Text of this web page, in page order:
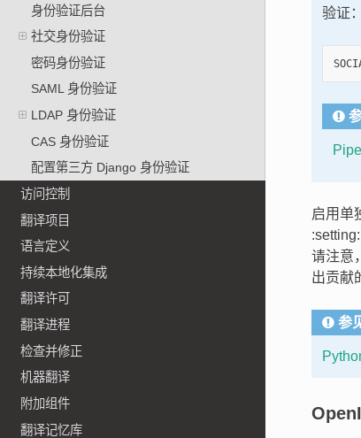
身份验证后台
社交身份验证
密码身份验证
SAML 身份验证
LDAP 身份验证
CAS 身份验证
配置第三方 Django 身份验证
访问控制
翻译项目
语言定义
持续本地化集成
翻译许可
翻译进程
检查并修正
机器翻译
附加组件
翻译记忆库
验证：
启用单
:setting:
请注意
出贡献
参